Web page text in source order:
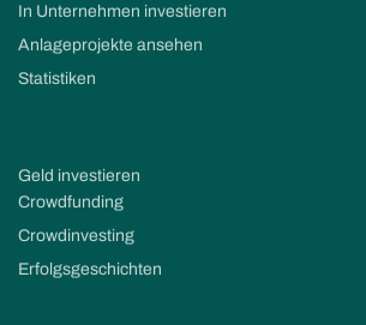
In Unternehmen investieren
Anlageprojekte ansehen
Statistiken
Geld investieren
Crowdfunding
Crowdinvesting
Erfolgsgeschichten